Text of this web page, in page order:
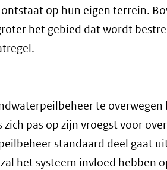
op hun eigen terrein.
het gebied dat wordt
te
pas op zijn vroegst voor
standaard deel gaat
het systeem invloed hebben